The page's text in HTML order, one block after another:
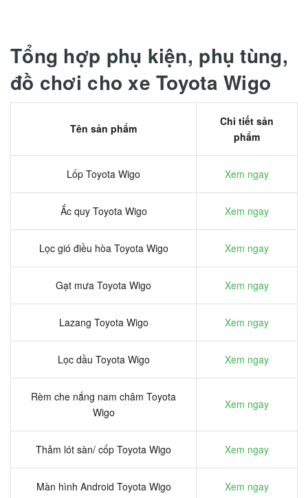
Tổng hợp phụ kiện, phụ tùng,
đồ chơi cho xe Toyota Wigo
Tên sản phẩm
Chi tiết sản
phẩm
Lốp Toyota Wigo Xem ngay
Ắc quy Toyota Wigo Xem ngay
Lọc gió điều hòa Toyota Wigo Xem ngay
Gạt mưa Toyota Wigo Xem ngay
Lazang Toyota Wigo Xem ngay
Lọc dầu Toyota Wigo Xem ngay
Rèm che nắng nam châm Toyota
Wigo
Xem ngay
Thảm lót sàn/ cốp Toyota Wigo Xem ngay
Màn hình Android Toyota Wigo Xem ngay